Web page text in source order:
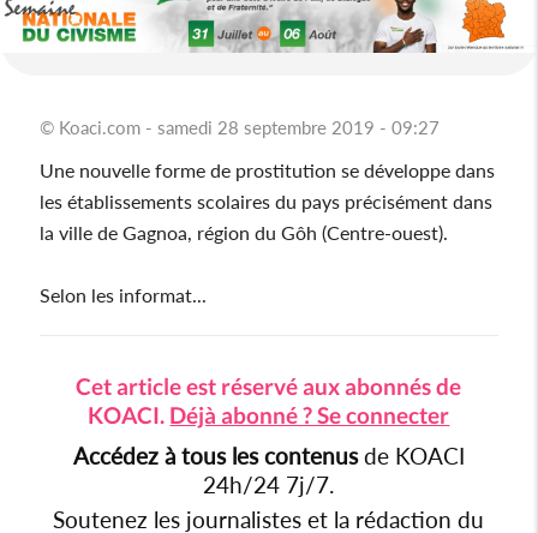
© Koaci.com - samedi 28 septembre 2019 - 09:27
Une nouvelle forme de prostitution se développe dans
les établissements scolaires du pays précisément dans
la ville de Gagnoa, région du Gôh (Centre-ouest).
Selon les informat...
Cet article est réservé aux abonnés de
KOACI. Déjà abonné ? Se connecter
Accédez à tous les contenusde KOACI
24h/24 7j/7.
Soutenez les journalistes et la rédaction du